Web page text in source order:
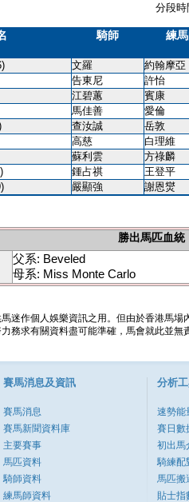
分段
騎師 練
文羅 約翰摩亞
告東尼 許怡
江碧蕙 賓康
馬佳善 愛倫
查汝誠 岳敦
高慈 白理維
蘇利雲 方祿麟
鍾占祺 王登平
嚴顯強
謝恩爕
勝出馬匹血統
父系: Beveled
母系: Miss Monte Carlo
迷作個人娛樂資訊之用。但由於香港馬
務求有關資料盡可能準確，馬會就此並
賽馬消息及資訊
賽馬消息
賽馬新聞資料庫
主要賽事
馬匹資料
騎師資料
練馬師資料
分析
速勢能
賽日數
初出馬
騎練配
馬匹搬
貼士指